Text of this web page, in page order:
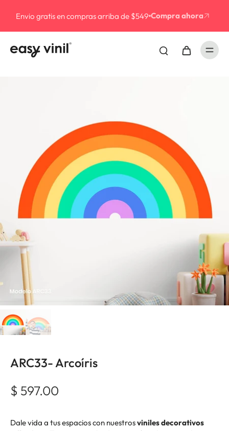
Envio gratis en compras arriba de $549 Compra ahora
ARC33- Arcoíris
$ 597.00
Dale vida a tus espacios con nuestrosviniles decorativos